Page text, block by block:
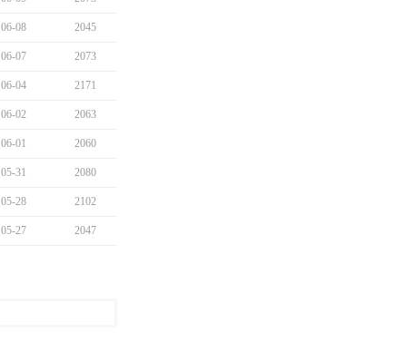
06-08 2045
06-07 2073
06-04 2171
06-02 2063
06-01 2060
05-31 2080
05-28 2102
05-27 2047